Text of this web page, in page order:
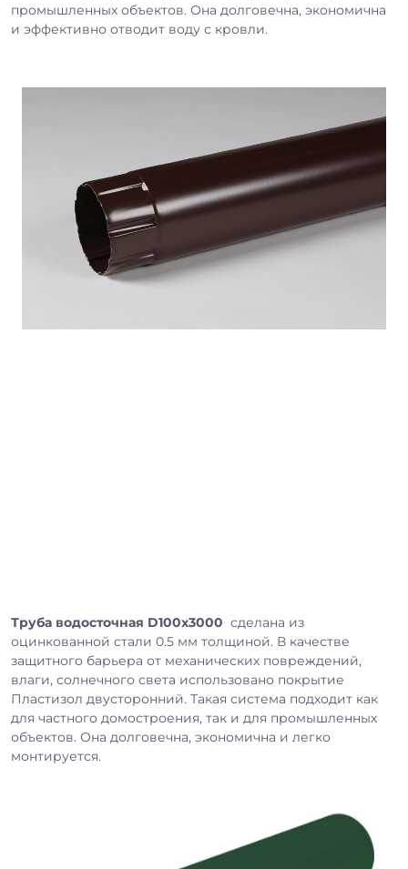
промышленных объектов. Она долговечна, экономична
и эффективно отводит воду с кровли.
Труба водосточная D100х3000 сделана из
оцинкованной стали 0.5 мм толщиной. В качестве
защитного барьера от механических повреждений,
влаги, солнечного света использовано покрытие
Пластизол двусторонний. Такая система подходит как
для частного домостроения, так и для промышленных
объектов. Она долговечна, экономична и легко
монтируется.